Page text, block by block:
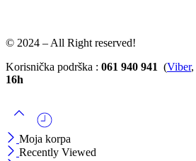
© 2024 – All Right reserved!
Korisnička podrška : 061 940 941 (Viber,
16h
Moja korpa
Recently Viewed